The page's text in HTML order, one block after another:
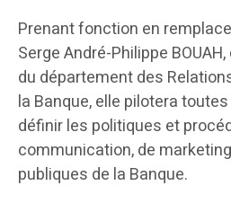
Prenant fonction en
Serge André-Philippe
du département des
la Banque, elle pilotera
définir les politiques et
communication, de
publiques de la Banque.